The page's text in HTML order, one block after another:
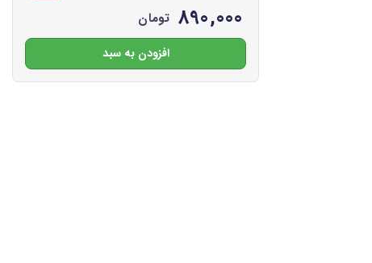
890,000 تومان
افزودن به سبد